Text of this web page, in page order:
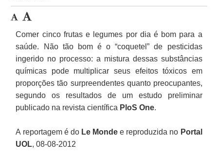
Comer cinco frutas e legumes por dia é bom para a
saúde. Não tão bom é o “coquetel” de pesticidas
ingerido no processo: a mistura dessas substâncias
químicas pode multiplicar seus efeitos tóxicos em
proporções tão surpreendentes quanto preocupantes,
segundo os resultados de um estudo preliminar
publicado na revista científica PloS One.
A reportagem é do Le Monde e reproduzida no Portal
UOL, 08-08-2012